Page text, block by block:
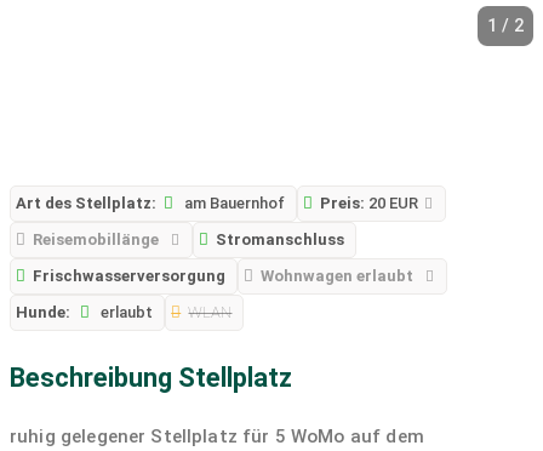
1 / 2
Art des Stellplatz: am Bauernhof Preis: 20 EUR
Reisemobillänge
Stromanschluss
Frischwasserversorgung
Wohnwagen erlaubt
Hunde:
erlaubt WLAN
Beschreibung Stellplatz
ruhig gelegener Stellplatz für 5 WoMo auf dem